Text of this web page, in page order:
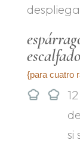
{para cuatro
si